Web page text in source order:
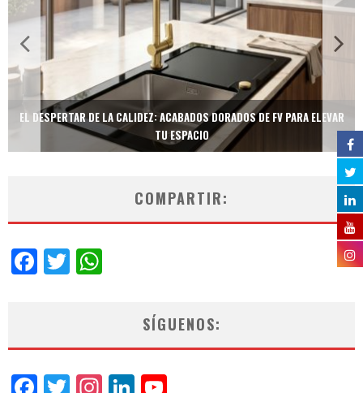
EL DESPERTAR DE LA CALIDEZ: ACABADOS DORADOS DE FV PARA ELEVAR
TU ESPACIO
COMPARTIR:
Facebook
Twitter
SÍGUENOS: